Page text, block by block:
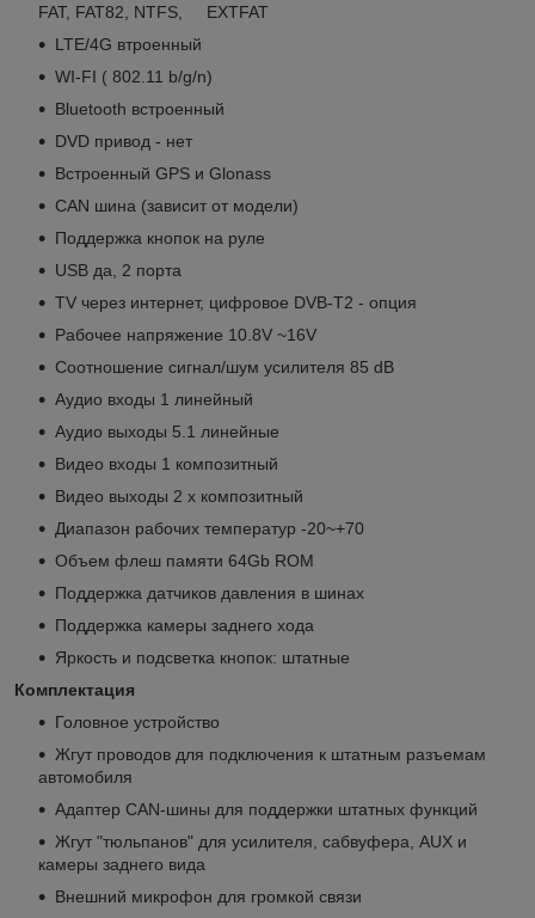
FAT, FAT82, NTFS, EXTFAT
LTE/4G втроенный
WI-FI ( 802.11 b/g/n)
Bluetooth встроенный
DVD привод - нет
Встроенный GPS и Glonass
CAN шина (зависит от модели)
Поддержка кнопок на руле
USB да, 2 порта
TV через интернет, цифровое DVB-T2 - опция
Рабочее напряжение 10.8V ~16V
Соотношение сигнал/шум усилителя 85 dB
Аудио входы 1 линейный
Аудио выходы 5.1 линейные
Видео входы 1 композитный
Видео выходы 2 х композитный
Диапазон рабочих температур -20~+70
Объем флеш памяти 64Gb ROM
Поддержка датчиков давления в шинах
Поддержка камеры заднего хода
Яркость и подсветка кнопок: штатные
Комплектация
Головное устройство
Жгут проводов для подключения к штатным разъемам
автомобиля
Адаптер CAN-шины для поддержки штатных функций
Жгут "тюльпанов" для усилителя, сабвуфера, AUX и
камеры заднего вида
Внешний микрофон для громкой связи